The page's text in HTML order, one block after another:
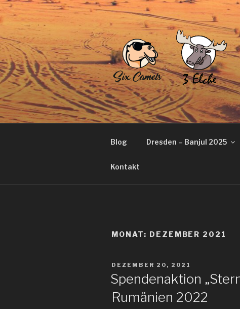
Zum
Inhalt
springen
Blog Dresden – Banjul 2025
Kontakt
MONAT: DEZEMBER 2021
VERÖFFENTLICHT
DEZEMBER 20, 2021
Spendenaktion
Rumänien 2022